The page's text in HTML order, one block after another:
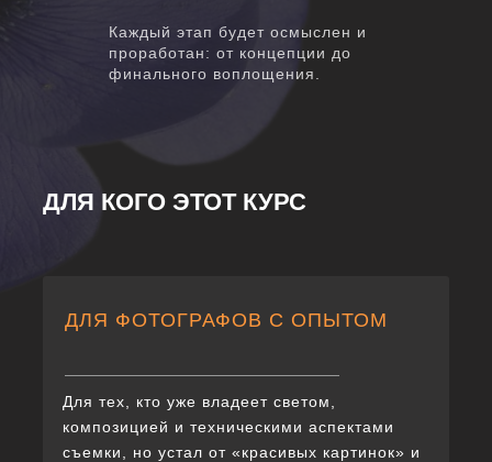
Каждый этап будет осмыслен и
проработан: от концепции до
финального воплощения.
ДЛЯ КОГО ЭТОТ КУРС
ДЛЯ ФОТОГРАФОВ С ОПЫТОМ
Для тех, кто уже владеет светом,
композицией и техническими аспектами
съемки, но устал от «красивых картинок» и